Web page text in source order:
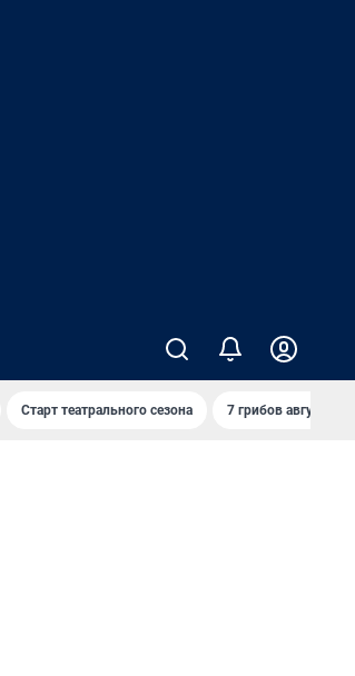
Старт театрального сезона 7 грибов августа